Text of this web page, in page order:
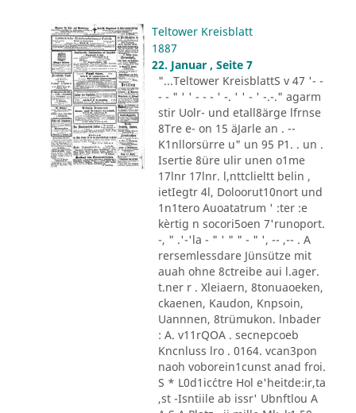
Teltower Kreisblatt
1887
22. Januar , Seite 7
"...Teltower KreisblattS v 47 '- -
- - " ' ' - - - ' -. ' ' - ' -.-." agarm
stir Uolr- und etall8ärge lfrnse
8Tre e- on 15 äJarle an . --
K1nllorsürre u" un 95 P1. . un .
Isertie 8üre ulir unen o1me
17lnr 17lnr. l,nttclieltt belin ,
ietIegtr 4l, Doloorut10nort und
1n1tero Auoatatrum ' :ter :e
kèrtig n socori5oen 7'runoport.
-, " .'-'la - " ' " " - " ', -- ,-- . A
rersemlessdare Jünsütze mit
auah ohne 8ctreibe aui l.ager.
t.ner r . Xleiaern, 8tonuaoeken,
ckaenen, Kaudon, Knpsoin,
Uannnen, 8trümukon. lnbader
: A. v11rQOA . secnepcoeb
Kncnluss lro . 0164. vcan3pon
naoh voborein1cunst anad froi.
S * L0d1ic´ctre Hol e'heitde:ir,ta
,st -Isntiile ab issr' Ubnftlou A